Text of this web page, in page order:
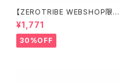
【ZEROTRIBE WEBSHOP限
定価格】RCM-X4-CSAF カ
ーボンフロントステアリングアー
ムセット XRAY X4用
¥1,771
30%OFF